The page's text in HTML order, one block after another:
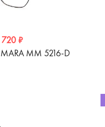
720 ₽
MM 5216-D